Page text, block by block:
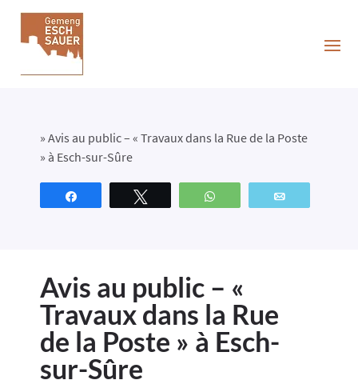
» Avis au public – « Travaux dans la Rue de la Poste
» à Esch-sur-Sûre
WhatsApp
Avis au public – «
Travaux dans la Rue
de la Poste » à Esch-
sur-Sûre